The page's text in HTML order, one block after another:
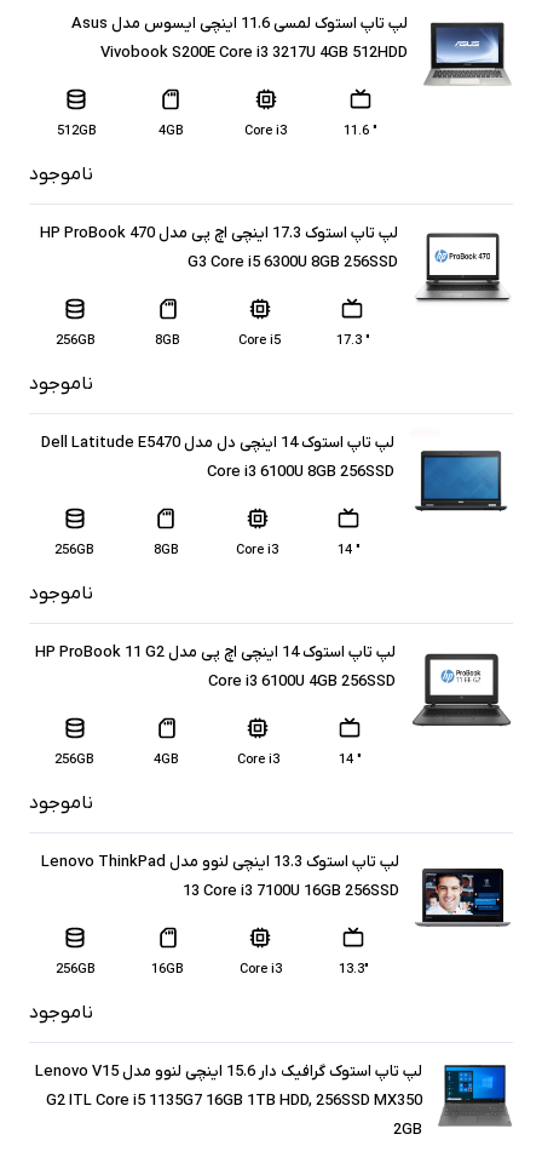
لپ تاپ استوک لمسی 11.6 اینچی ایسوس مدل Asus
Vivobook S200E Core i3 3217U 4GB 512HDD
" 11.6
Core i3
4GB
512GB
ناموجود
لپ تاپ استوک 17.3 اینچی اچ پی مدل HP ProBook 470
G3 Core i5 6300U 8GB 256SSD
" 17.3
Core i5
8GB
256GB
ناموجود
لپ تاپ استوک 14 اینچی دل مدل Dell Latitude E5470
Core i3 6100U 8GB 256SSD
" 14
Core i3
8GB
256GB
ناموجود
لپ تاپ استوک 14 اینچی اچ پی مدل HP ProBook 11 G2
Core i3 6100U 4GB 256SSD
" 14
Core i3
4GB
256GB
ناموجود
لپ تاپ استوک 13.3 اینچی لنوو مدل Lenovo ThinkPad
13 Core i3 7100U 16GB 256SSD
13.3″
Core i3
16GB
256GB
ناموجود
لپ تاپ استوک گرافیک دار 15.6 اینچی لنوو مدل Lenovo V15
G2 ITL Core i5 1135G7 16GB 1TB HDD, 256SSD MX350
2GB